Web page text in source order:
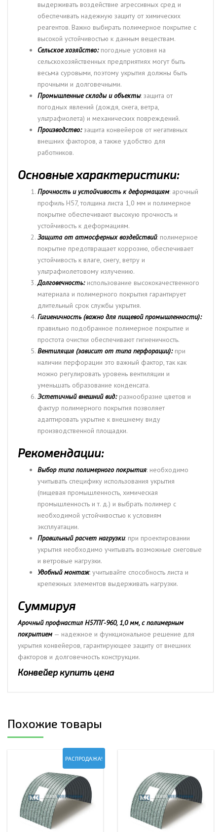
выдерживать воздействие агрессивных сред и
обеспечивать надежную защиту от химических
реагентов. Важно выбирать полимерное покрытие с
высокой устойчивостью к данным веществам.
Сельское хозяйство: погодные условия на
сельскохозяйственных предприятиях могут быть
весьма суровыми, поэтому укрытия должны быть
прочными и долговечными.
Промышленные склады и объекты: защита от
погодных явлений (дождя, снега, ветра,
ультрафиолета) и механических повреждений.
Производство:защита конвейеров от негативных
внешних факторов, а также удобство для
работников.
Основные характеристики:
Прочность и устойчивость к деформациям: арочный
профиль Н57, толщина листа 1,0 мм и полимерное
покрытие обеспечивают высокую прочность и
устойчивость к деформациям.
Защита от атмосферных воздействий: полимерное
покрытие предотвращает коррозию, обеспечивает
устойчивость к влаге, снегу, ветру и
ультрафиолетовому излучению.
Долговечность:использование высококачественного
материала и полимерного покрытия гарантирует
длительный срок службы укрытия.
Гигиеничность (важно для пищевой промышленности):
правильно подобранное полимерное покрытие и
простота очистки обеспечивают гигиеничность.
Вентиляция (зависит от типа перфорации): при
наличии перфорации это важный фактор, так как
можно регулировать уровень вентиляции и
уменьшать образование конденсата.
Эстетичный внешний вид:разнообразие цветов и
фактур полимерного покрытия позволяет
адаптировать укрытие к внешнему виду
производственной площадки.
Рекомендации:
Выбор типа полимерного покрытия: необходимо
учитывать специфику использования укрытия
(пищевая промышленность, химическая
промышленность и т. д.) и выбрать полимер с
необходимой устойчивостью к условиям
эксплуатации.
Правильный расчет нагрузки: при проектировании
укрытия необходимо учитывать возможные снеговые
и ветровые нагрузки.
Удобный монтаж: учитывайте способность листа и
крепежных элементов выдерживать нагрузки.
Суммируя
Арочный профнастил Н57ПГ-960, 1,0 мм, с полимерным
покрытием — надежное и функциональное решение для
укрытия конвейеров, гарантирующее защиту от внешних
факторов и долговечность конструкции.
Конвейер купить цена
Похожие товары
РАСПРОДАЖА!